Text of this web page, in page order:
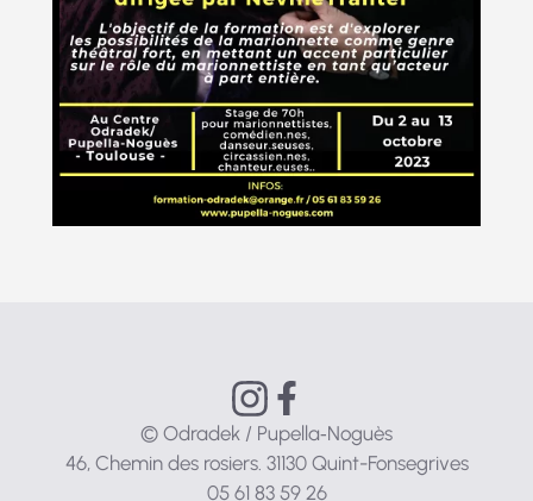
© Odradek / Pupella‑Noguès
46, Chemin des rosiers. 31130 Quint-Fonsegrives
05 61 83 59 26